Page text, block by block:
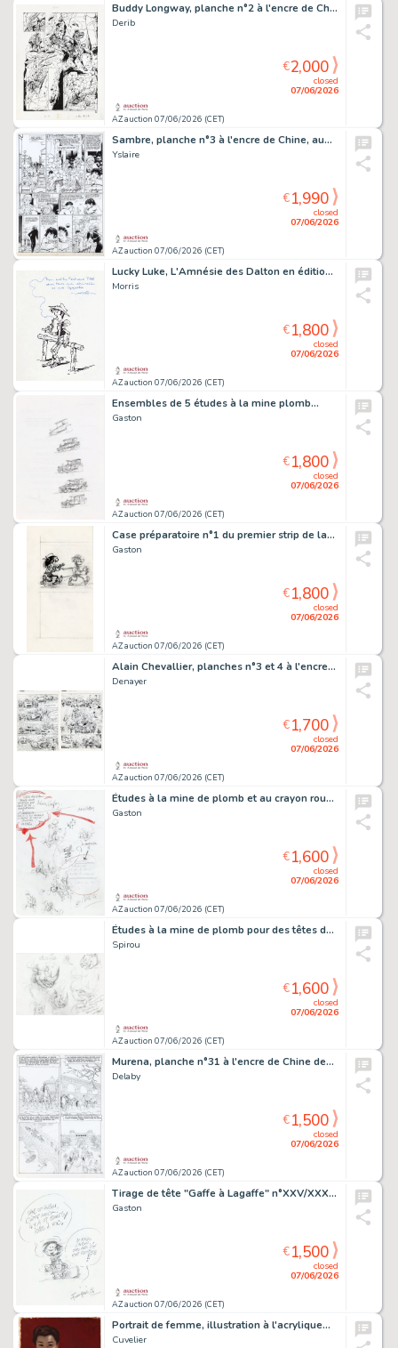
Buddy Longway, planche n°2 à l'encre de Chine…
Derib
AZ auction 07/06/2026 (CET)
closed
07/06/2026
€2,000
Sambre, planche n°3 à l'encre de Chine, au…
Yslaire
AZ auction 07/06/2026 (CET)
closed
07/06/2026
€1,990
Lucky Luke, L'Amnésie des Dalton en édition…
Morris
AZ auction 07/06/2026 (CET)
closed
07/06/2026
€1,800
Ensembles de 5 études à la mine plomb…
Gaston
AZ auction 07/06/2026 (CET)
closed
07/06/2026
€1,800
Case préparatoire n°1 du premier strip de la…
Gaston
AZ auction 07/06/2026 (CET)
closed
07/06/2026
€1,800
Alain Chevallier, planches n°3 et 4 à l'encre…
Denayer
AZ auction 07/06/2026 (CET)
closed
07/06/2026
€1,700
Études à la mine de plomb et au crayon rouge…
Gaston
AZ auction 07/06/2026 (CET)
closed
07/06/2026
€1,600
Études à la mine de plomb pour des têtes de…
Spirou
AZ auction 07/06/2026 (CET)
closed
07/06/2026
€1,600
Murena, planche n°31 à l'encre de Chine de…
Delaby
AZ auction 07/06/2026 (CET)
closed
07/06/2026
€1,500
Tirage de tête "Gaffe à Lagaffe" n°XXV/XXX,…
Gaston
AZ auction 07/06/2026 (CET)
closed
07/06/2026
€1,500
Portrait de femme, illustration à l'acrylique…
Cuvelier